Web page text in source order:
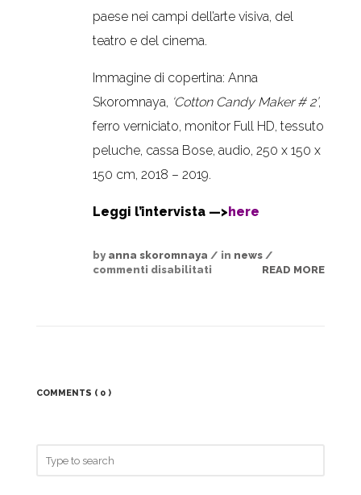
paese nei campi dell’arte visiva, del
teatro e del cinema.
Immagine di copertina: Anna
Skoromnaya, ‘Cotton Candy Maker # 2’,
ferro verniciato, monitor Full HD, tessuto
peluche, cassa Bose, audio, 250 x 150 x
150 cm, 2018 – 2019.
Leggi l’intervista —>here
by anna skoromnaya / in news /
commenti disabilitati
READ MORE
COMMENTS ( 0 )